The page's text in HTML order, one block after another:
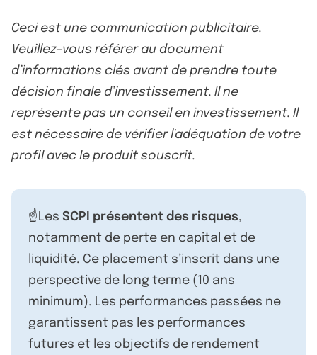
Ceci est une communication publicitaire.
Veuillez-vous référer au document
d’informations clés avant de prendre toute
décision finale d’investissement. Il ne
représente pas un conseil en investissement. Il
est nécessaire de vérifier l'adéquation de votre
profil avec le produit souscrit.
☝️Les SCPI présentent des risques,
notamment de perte en capital et de
liquidité. Ce placement s’inscrit dans une
perspective de long terme (10 ans
minimum). Les performances passées ne
garantissent pas les performances
futures et les objectifs de rendement